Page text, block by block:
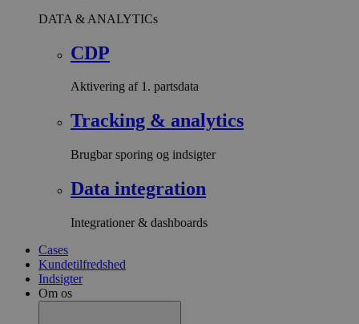
DATA & ANALYTICs
CDP
Aktivering af 1. partsdata
Tracking & analytics
Brugbar sporing og indsigter
Data integration
Integrationer & dashboards
Cases
Kundetilfredshed
Indsigter
Om os